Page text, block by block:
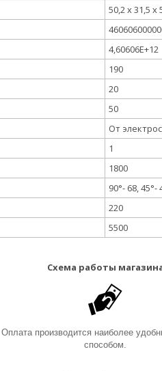
50,2 х 31,5 х
4,60606E+12
190
20
50
От
1
1800
90°- 68, 45°-
220
5500
Схема работы
Оплата производится наиболее
способом.